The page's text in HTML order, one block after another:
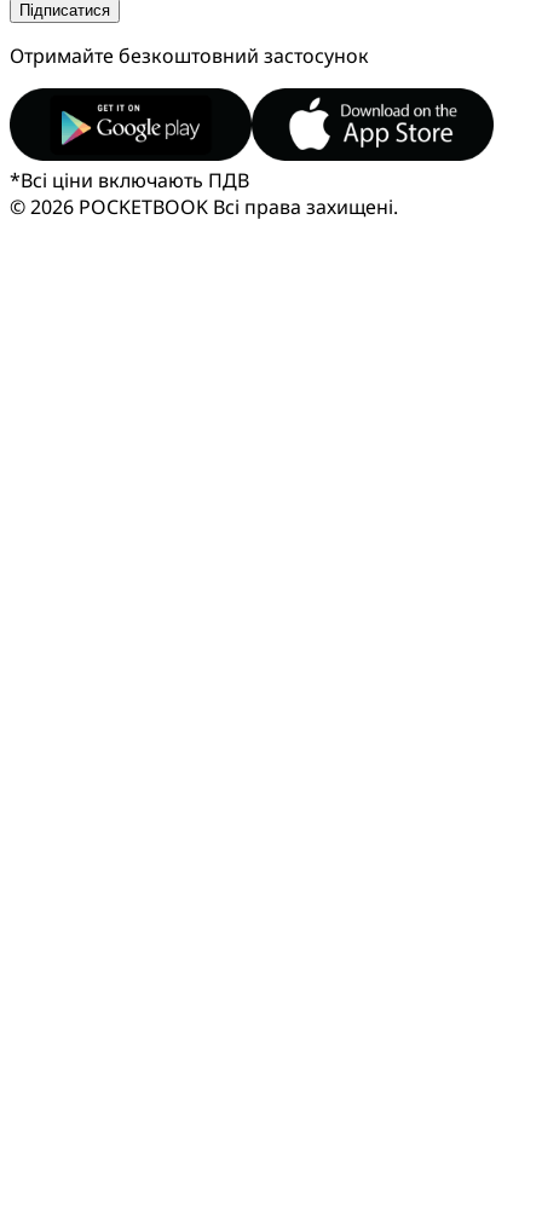
Підписатися
Отримайте безкоштовний застосунок
*Всі ціни включають ПДВ
© 2026 POCKETBOOK Всі права захищені.